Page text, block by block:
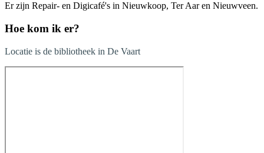
Er zijn Repair- en Digicafé's in Nieuwkoop, Ter Aar en Nieuwveen.
Hoe kom ik er?
Locatie is de bibliotheek in De Vaart